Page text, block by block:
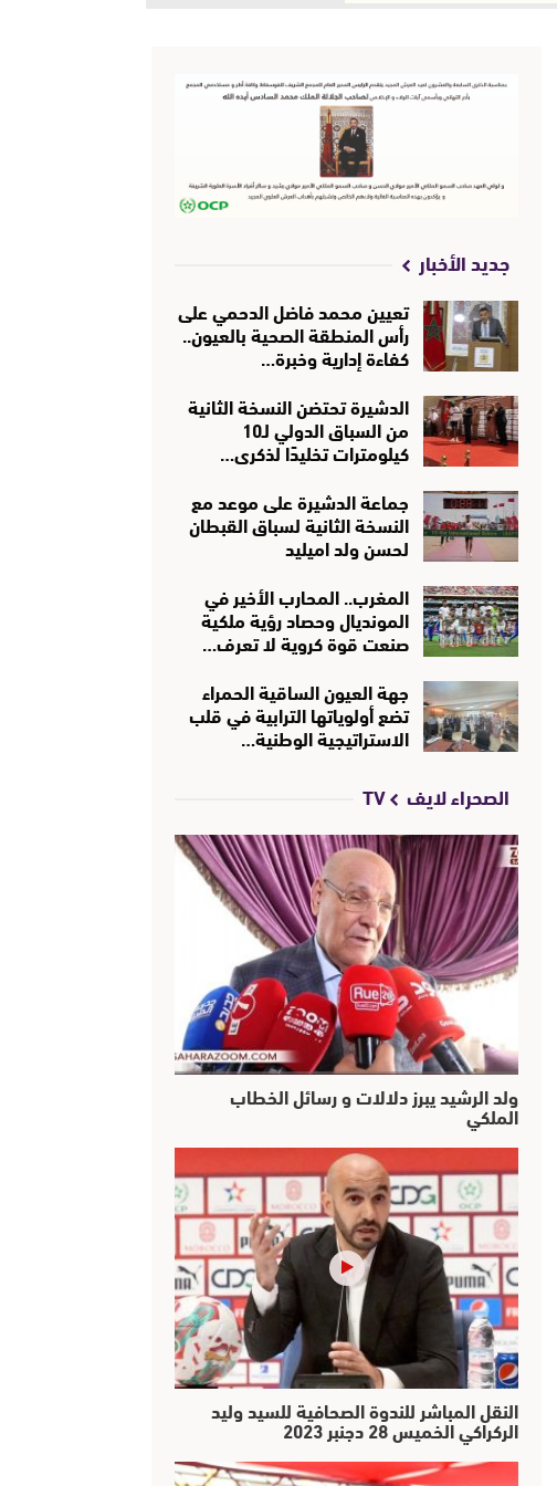
جديد الأخبار
تعيين محمد فاضل الدحمي على
رأس المنطقة الصحية بالعيون..
كفاءة إدارية وخبرة…
الدشيرة تحتضن النسخة الثانية
من السباق الدولي لـ10
كيلومترات تخليدًا لذكرى…
جماعة الدشيرة على موعد مع
النسخة الثانية لسباق القبطان
لحسن ولد اميليد
المغرب.. المحارب الأخير في
المونديال وحصاد رؤية ملكية
صنعت قوة كروية لا تعرف…
جهة العيون الساقية الحمراء
تضع أولوياتها الترابية في قلب
الاستراتيجية الوطنية…
الصحراء لايف TV
ولد الرشيد يبرز دلالات و رسائل الخطاب
الملكي
النقل المباشر للندوة الصحافية للسيد وليد
الركراكي الخميس 28 دجنبر 2023